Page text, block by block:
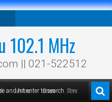
102.1 MHz
|| 021-522512
अपराध विचार विश्व